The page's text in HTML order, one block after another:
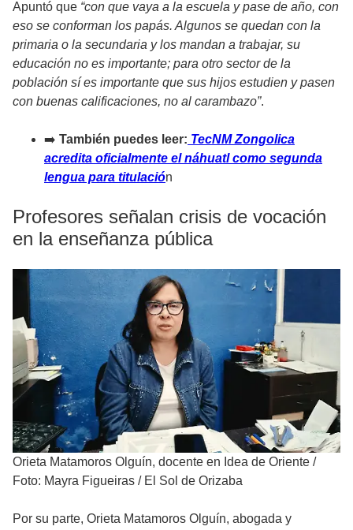
Apuntó que “con que vaya a la escuela y pase de año, con
eso se conforman los papás. Algunos se quedan con la
primaria o la secundaria y los mandan a trabajar, su
educación no es importante; para otro sector de la
población sí es importante que sus hijos estudien y pasen
con buenas calificaciones, no al carambazo”.
➡️ También puedes leer: TecNM Zongolica
acredita oficialmente el náhuatl como segunda
lengua para titulación
Profesores señalan crisis de vocación
en la enseñanza pública
Orieta Matamoros Olguín, docente en Idea de Oriente /
Foto: Mayra Figueiras / El Sol de Orizaba
Por su parte, Orieta Matamoros Olguín, abogada y